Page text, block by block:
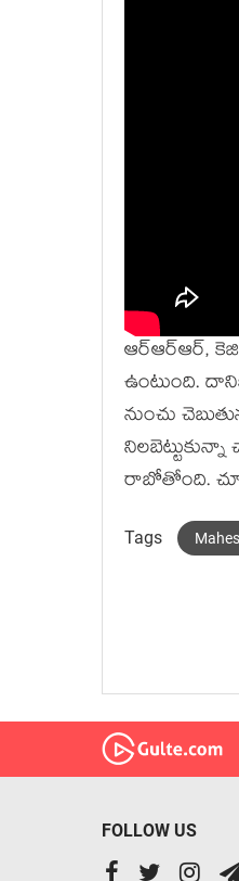
ఆర్ఆర్ఆర్,
ఉంటుంది.
నుంచు
రాబోతోంది.
Tags
FOLLOW US